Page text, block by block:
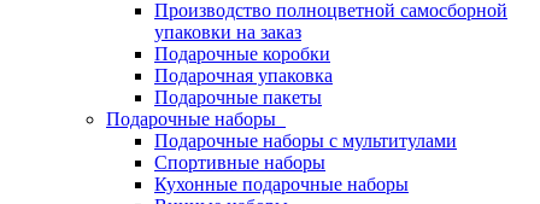
Производство полноцветной самосборной
упаковки на заказ
Подарочные коробки
Подарочная упаковка
Подарочные пакеты
Подарочные наборы
Подарочные наборы с мультитулами
Спортивные наборы
Кухонные подарочные наборы